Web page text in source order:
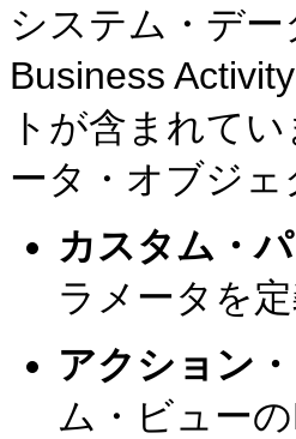
システム・デ
Business
トが含まれて
ータ・オブジ
カスタム・
ラメータを
アクション
ム・ビュー